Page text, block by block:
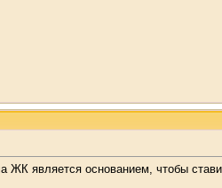
является основанием, чтобы